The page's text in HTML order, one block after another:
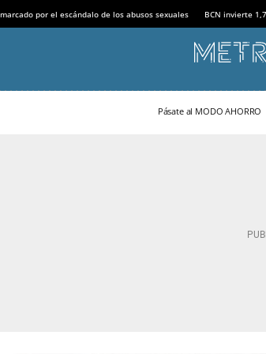
por el escándalo de los abusos sexuales BCN invierte
Pásate al MODO AHORRO